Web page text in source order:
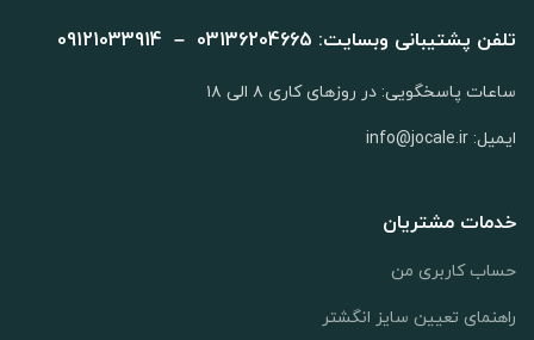
تلفن پشتیبانی وبسایت: 03136204665 – 09121033914
ساعات پاسخگویی: در روزهای کاری ۸ الی ۱۸
ایمیل: info@jocale.ir
خدمات مشتریان
حساب کاربری من
راهنمای تعیین سایز انگشتر